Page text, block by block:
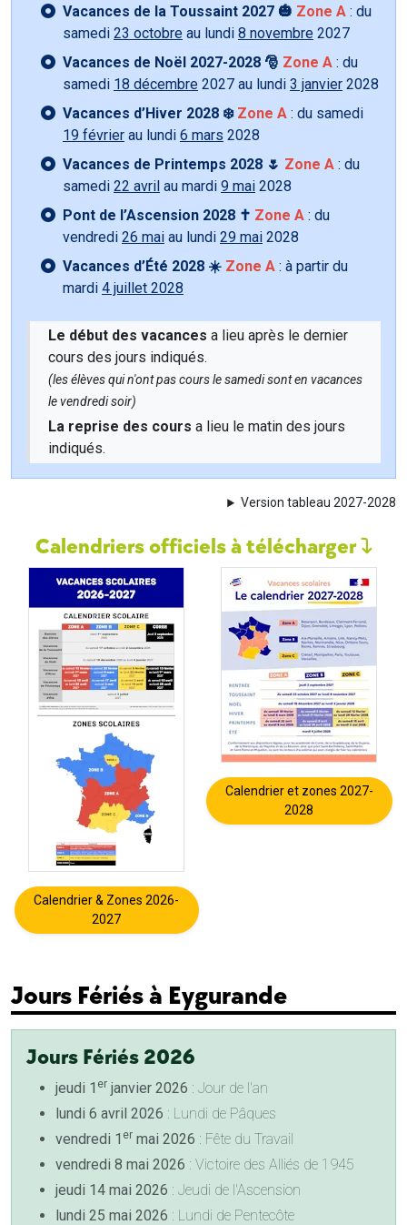
Vacances de la Toussaint 2027 🎃 Zone A : du
samedi 23 octobre au lundi 8 novembre 2027
Vacances de Noël 2027-2028 🎅 Zone A : du
samedi 18 décembre 2027 au lundi 3 janvier 2028
Vacances d’Hiver 2028 ❄️ Zone A : du samedi
19 février au lundi 6 mars 2028
Vacances de Printemps 2028 🌷 Zone A : du
samedi 22 avril au mardi 9 mai 2028
Pont de l’Ascension 2028 ✝️ Zone A : du
vendredi 26 mai au lundi 29 mai 2028
Vacances d’Été 2028 ☀️ Zone A : à partir du
mardi 4 juillet 2028
Le début des vacances a lieu après le dernier
cours des jours indiqués.
(les élèves qui n'ont pas cours le samedi sont en vacances
le vendredi soir)
La reprise des cours a lieu le matin des jours
indiqués.
Version tableau 2027-2028
Calendriers officiels à télécharger
Calendrier & Zones 2026-
2027
Calendrier et zones 2027-
2028
Jours Fériés à Eygurande
Jours Fériés 2026
jeudi 1 er janvier 2026 : Jour de l'an
lundi 6 avril 2026 : Lundi de Pâques
vendredi 1 er mai 2026 : Fête du Travail
vendredi 8 mai 2026 : Victoire des Alliés de 1945
jeudi 14 mai 2026 : Jeudi de l'Ascension
lundi 25 mai 2026 : Lundi de Pentecôte